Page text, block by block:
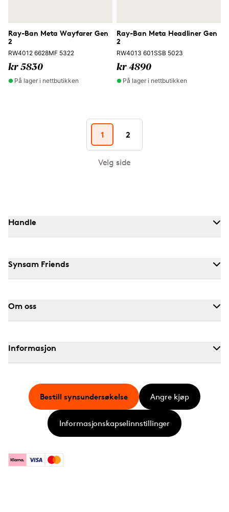
Ray-Ban Meta Wayfarer Gen
2
RW4012 6628MF 5322
kr 5830
På lager i nettbutikken
Ray-Ban Meta Headliner Gen
2
RW4013 601SSB 5023
kr 4890
På lager i nettbutikken
1 2
Velg side
Handle
Synsam Friends
Om oss
Informasjon
KlarnaVisa Mastercard
Bestill synsundersøkelse Angre kjøp
Informasjonskapselinnstillinger